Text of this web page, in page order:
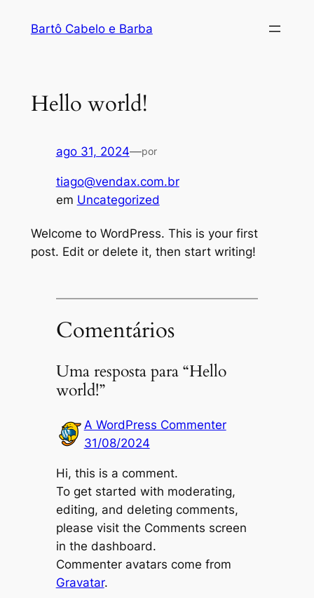
Bartô Cabelo e Barba
Hello world!
ago 31, 2024—por
tiago@vendax.com.br
em Uncategorized
Welcome to WordPress. This is your first
post. Edit or delete it, then start writing!
Comentários
Uma resposta para “Hello
world!”
A WordPress Commenter
31/08/2024
Hi, this is a comment.
To get started with moderating,
editing, and deleting comments,
please visit the Comments screen
in the dashboard.
Commenter avatars come from
Gravatar.